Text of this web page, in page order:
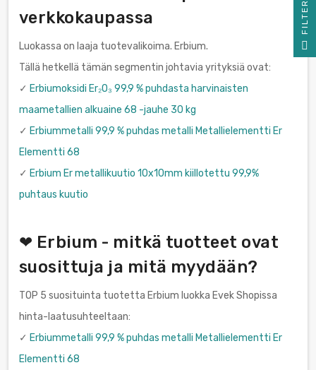
verkkokaupassa
Luokassa on laaja tuotevalikoima. Erbium.
Tällä hetkellä tämän segmentin johtavia yrityksiä ovat:
✓ Erbiumoksidi Er₂O₃ 99,9 % puhdasta harvinaisten
maametallien alkuaine 68 -jauhe 30 kg
✓ Erbiummetalli 99,9 % puhdas metalli Metallielementti Er
Elementti 68
✓ Erbium Er metallikuutio 10x10mm kiillotettu 99,9%
puhtaus kuutio
❤ Erbium - mitkä tuotteet ovat
suosittuja ja mitä myydään?
TOP 5 suosituinta tuotetta Erbium luokka Evek Shopissa
hinta-laatusuhteeltaan:
✓ Erbiummetalli 99,9 % puhdas metalli Metallielementti Er
Elementti 68
R